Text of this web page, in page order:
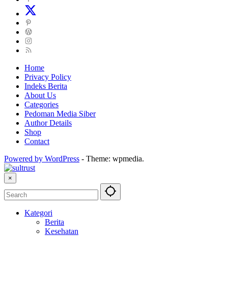
Home
Privacy Policy
Indeks Berita
About Us
Categories
Pedoman Media Siber
Author Details
Shop
Contact
Powered by WordPress - Theme: wpmedia.
×
Kategori
Berita
Kesehatan